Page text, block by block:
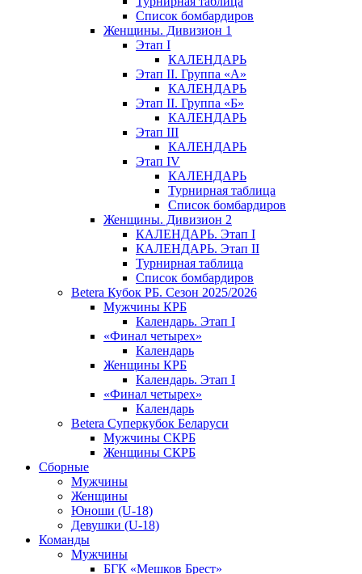
Список бомбардиров
Женщины. Дивизион 1
Этап I
КАЛЕНДАРЬ
Этап II. Группа «А»
КАЛЕНДАРЬ
Этап II. Группа «Б»
КАЛЕНДАРЬ
Этап III
КАЛЕНДАРЬ
Этап IV
КАЛЕНДАРЬ
Турнирная таблица
Список бомбардиров
Женщины. Дивизион 2
КАЛЕНДАРЬ. Этап I
КАЛЕНДАРЬ. Этап II
Турнирная таблица
Список бомбардиров
Betera Кубок РБ. Сезон 2025/2026
Мужчины КРБ
Календарь. Этап I
«Финал четырех»
Календарь
Женщины КРБ
Календарь. Этап I
«Финал четырех»
Календарь
Betera Суперкубок Беларуси
Мужчины СКРБ
Женщины СКРБ
Сборные
Мужчины
Женщины
Юноши (U-18)
Девушки (U-18)
Команды
Мужчины
БГК «Мешков Брест»